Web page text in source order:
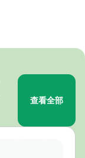
查看全部